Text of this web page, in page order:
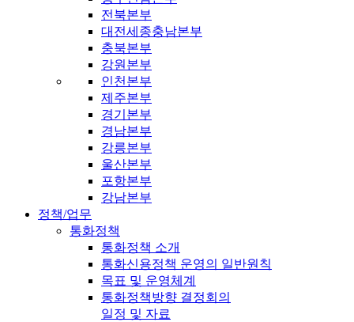
전북본부
대전세종충남본부
충북본부
강원본부
인천본부
제주본부
경기본부
경남본부
강릉본부
울산본부
포항본부
강남본부
정책/업무
통화정책
통화정책 소개
통화신용정책 운영의 일반원칙
목표 및 운영체계
통화정책방향 결정회의
일정 및 자료